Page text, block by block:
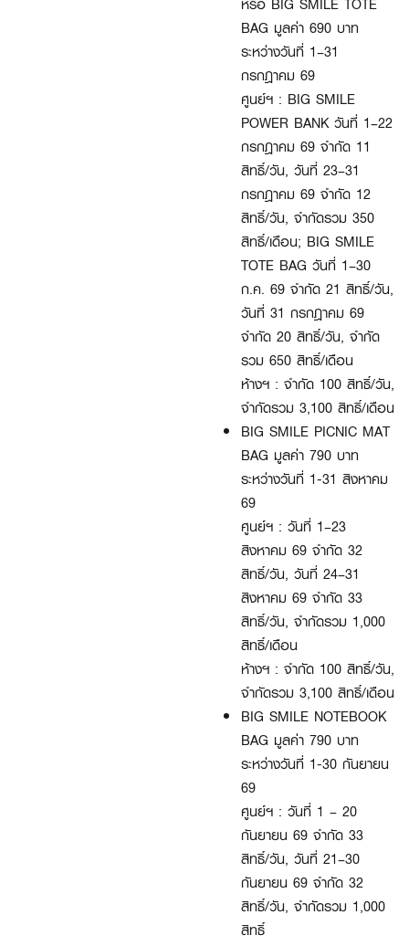
BAG มูลค่า 690 บาท
ระหว่างวันที่ 1–31
กรกฎาคม 69
ศูนย์ฯ : BIG SMILE
POWER BANK วันที่ 1–22
กรกฎาคม 69 จำกัด 11
สิทธิ์/วัน, วันที่ 23–31
กรกฎาคม 69 จำกัด 12
สิทธิ์/วัน, จำกัดรวม 350
สิทธิ์/เดือน; BIG SMILE
TOTE BAG วันที่ 1–30
ก.ค. 69 จำกัด 21 สิทธิ์/วัน,
วันที่ 31 กรกฎาคม 69
จำกัด 20 สิทธิ์/วัน, จำกัด
รวม 650 สิทธิ์/เดือน
ห้างฯ : จำกัด 100 สิทธิ์/วัน,
จำกัดรวม 3,100 สิทธิ์/เดือน
BIG SMILE PICNIC MAT
BAG มูลค่า 790 บาท
ระหว่างวันที่ 1-31 สิงหาคม
69
ศูนย์ฯ : วันที่ 1–23
สิงหาคม 69 จำกัด 32
สิทธิ์/วัน, วันที่ 24–31
สิงหาคม 69 จำกัด 33
สิทธิ์/วัน, จำกัดรวม 1,000
สิทธิ์/เดือน
ห้างฯ : จำกัด 100 สิทธิ์/วัน,
จำกัดรวม 3,100 สิทธิ์/เดือน
BIG SMILE NOTEBOOK
BAG มูลค่า 790 บาท
ระหว่างวันที่ 1-30 กันยายน
69
ศูนย์ฯ : วันที่ 1 – 20
กันยายน 69 จำกัด 33
สิทธิ์/วัน, วันที่ 21–30
กันยายน 69 จำกัด 32
สิทธิ์/วัน, จำกัดรวม 1,000
สิทธิ์